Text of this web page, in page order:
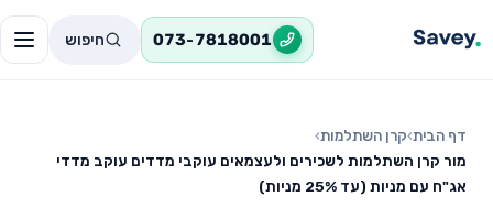
073-7818001 חיפוש
דף הבית›קרן השתלמות›
מור קרן השתלמות לשכירים ולעצמאים עוקבי מדדים עוקב מדדי
אג"ח עם מניות (עד 25% מניות)